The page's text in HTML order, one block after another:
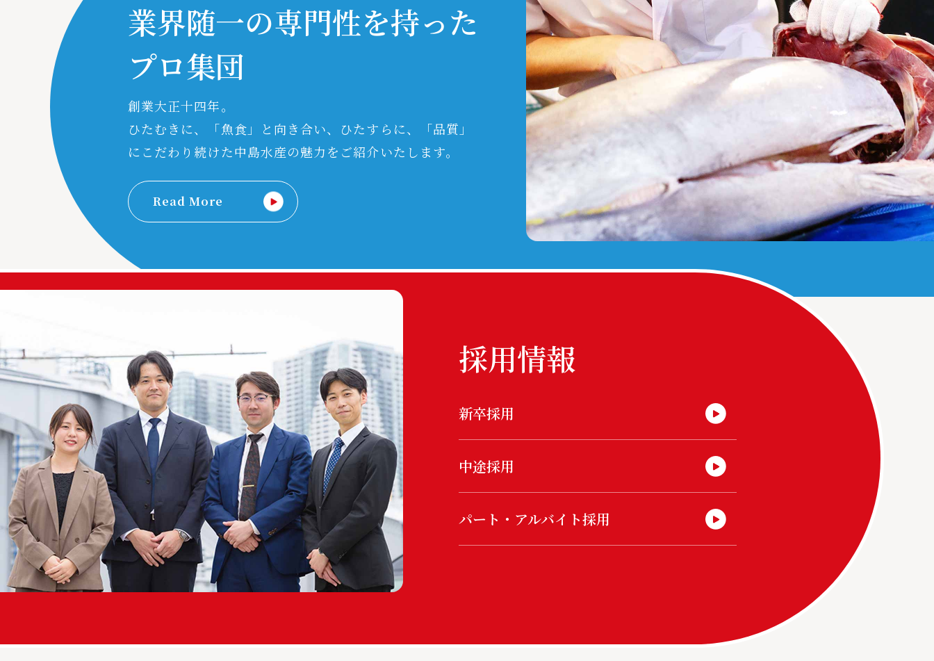
業界随一の専門性を持った
プロ集団
創業大正十四年。
ひたむきに、「魚食」と向き合い、ひたすらに、「品質」
にこだわり続けた中島水産の魅力をご紹介いたします。
Read More
採用情報
新卒採用
中途採用
パート・アルバイト採用